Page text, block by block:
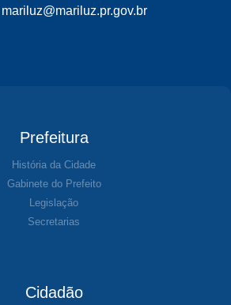
mariluz@mariluz.pr.gov.br
Prefeitura
História da Cidade
Gabinete do Prefeito
Legislação
Secretarias
Cidadão